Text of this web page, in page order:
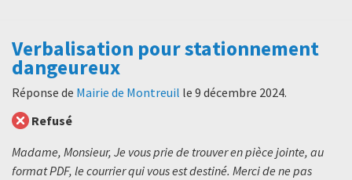
Verbalisation pour stationnement
dangeureux
Réponse de Mairie de Montreuil le 9 décembre 2024.
Refusé
Madame, Monsieur, Je vous prie de trouver en pièce jointe, au
format PDF, le courrier qui vous est destiné. Merci de ne pas